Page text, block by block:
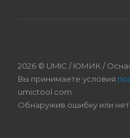
2026 © UMIC / ЮМИК /
Вы принимаете условия
umictool.com.
Обнаружив ошибку или